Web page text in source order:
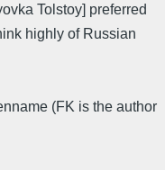
Tolstoy] preferred
highly of Russian
(FK is the author